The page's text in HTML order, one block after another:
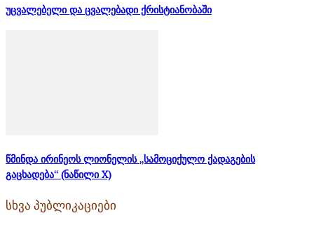
უცვალებელი და ცვალებადი ქრისტიანობაში
წმინდა ირინეოს ლიონელის „სამოციქულო ქადაგების
გაცხადება“ (ნაწილი X)
სხვა პუბლიკაციები